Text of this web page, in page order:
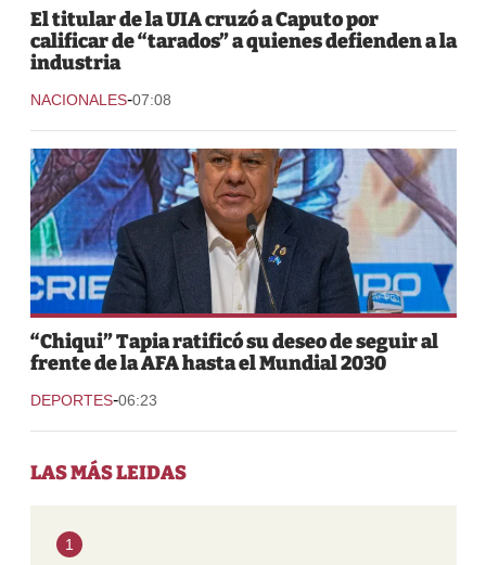
El titular de la UIA cruzó a Caputo por
calificar de “tarados” a quienes defienden a la
industria
NACIONALES-07:08
“Chiqui” Tapia ratificó su deseo de seguir al
frente de la AFA hasta el Mundial 2030
DEPORTES-06:23
LAS MÁS LEIDAS
1